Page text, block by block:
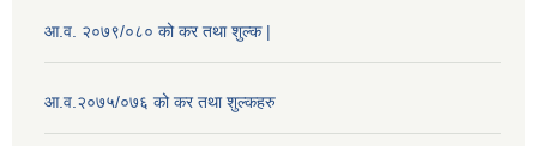
आ.व. २०७९/०८० को कर तथा शुल्क |
आ.व.२०७५/०७६ को कर तथा शुल्कहरु